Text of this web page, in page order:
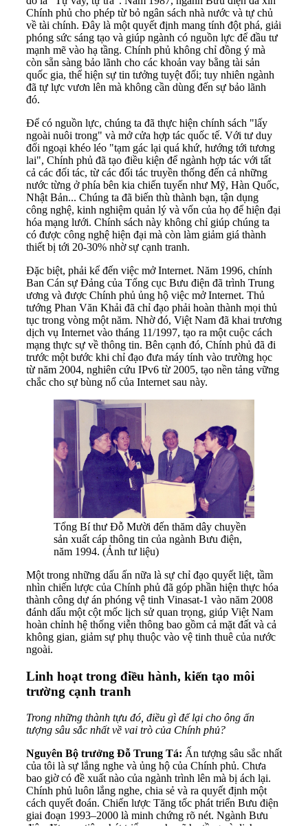
Chính phủ cho phép từ bỏ ngân sách nhà nước và tự chủ
về tài chính. Đây là một quyết định mang tính đột phá, giải
phóng sức sáng tạo và giúp ngành có nguồn lực để đầu tư
mạnh mẽ vào hạ tầng. Chính phủ không chỉ đồng ý mà
còn sẵn sàng bảo lãnh cho các khoản vay bằng tài sản
quốc gia, thể hiện sự tin tưởng tuyệt đối; tuy nhiên ngành
đã tự lực vươn lên mà không cần dùng đến sự bảo lãnh
đó.
Để có nguồn lực, chúng ta đã thực hiện chính sách "lấy
ngoài nuôi trong" và mở cửa hợp tác quốc tế. Với tư duy
đối ngoại khéo léo "tạm gác lại quá khứ, hướng tới tương
lai", Chính phủ đã tạo điều kiện để ngành hợp tác với tất
cả các đối tác, từ các đối tác truyền thống đến cả những
nước từng ở phía bên kia chiến tuyến như Mỹ, Hàn Quốc,
Nhật Bản... Chúng ta đã biến thù thành bạn, tận dụng
công nghệ, kinh nghiệm quản lý và vốn của họ để hiện đại
hóa mạng lưới. Chính sách này không chỉ giúp chúng ta
có được công nghệ hiện đại mà còn làm giảm giá thành
thiết bị tới 20-30% nhờ sự cạnh tranh.
Đặc biệt, phải kể đến việc mở Internet. Năm 1996, chính
Ban Cán sự Đảng của Tổng cục Bưu điện đã trình Trung
ương và được Chính phủ ủng hộ việc mở Internet. Thủ
tướng Phan Văn Khải đã chỉ đạo phải hoàn thành mọi thủ
tục trong vòng một năm. Nhờ đó, Việt Nam đã khai trương
dịch vụ Internet vào tháng 11/1997, tạo ra một cuộc cách
mạng thực sự về thông tin. Bên cạnh đó, Chính phủ đã đi
trước một bước khi chỉ đạo đưa máy tính vào trường học
từ năm 2004, nghiên cứu IPv6 từ 2005, tạo nền tảng vững
chắc cho sự bùng nổ của Internet sau này.
Tổng Bí thư Đỗ Mười đến thăm dây chuyền
sản xuất cáp thông tin của ngành Bưu điện,
năm 1994. (Ảnh tư liệu)
Một trong những dấu ấn nữa là sự chỉ đạo quyết liệt, tầm
nhìn chiến lược của Chính phủ đã góp phần hiện thực hóa
thành công dự án phóng vệ tinh Vinasat-1 vào năm 2008
đánh dấu một cột mốc lịch sử quan trọng, giúp Việt Nam
hoàn chỉnh hệ thống viễn thông bao gồm cả mặt đất và cả
không gian, giảm sự phụ thuộc vào vệ tinh thuê của nước
ngoài.
Linh hoạt trong điều hành, kiến tạo môi
trường cạnh tranh
Trong những thành tựu đó, điều gì để lại cho ông ấn
tượng sâu sắc nhất về vai trò của Chính phủ?
Nguyên Bộ trưởng Đỗ Trung Tá: Ấn tượng sâu sắc nhất
của tôi là sự lắng nghe và ủng hộ của Chính phủ. Chưa
bao giờ có đề xuất nào của ngành trình lên mà bị ách lại.
Chính phủ luôn lắng nghe, chia sẻ và ra quyết định một
cách quyết đoán. Chiến lược Tăng tốc phát triển Bưu điện
giai đoạn 1993–2000 là minh chứng rõ nét. Ngành Bưu